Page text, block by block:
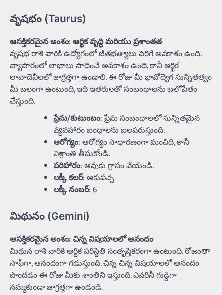
వృషభం (Taurus)
ఆసక్తికరమైన అంశం: ఆర్థిక వృద్ధి మరియు ప్రశాంతత
వృషభ రాశి వారికి ఉద్యోగంలో జీతభత్యాలు పెరిగే అవకాశం ఉంది.
వ్యాపారంలో లాభాలు సాధించే అవకాశం ఉంది, కానీ ఆర్థిక
లావాదేవీలలో జాగ్రత్తగా ఉండాలి. ఈ రోజు మీ భావోద్వేగ సున్నితత్వం
మీ బలంగా ఉంటుంది, ఇది ఇతరులతో సంబంధాలను బలోపేతం
చేస్తుంది.
ప్రేమ/కుటుంబం: ప్రేమ సంబంధాలలో సున్నితమైన
వ్యవహారం బంధాలను బలపరుస్తుంది.
ఆరోగ్యం: ఆరోగ్యం సాధారణంగా మంచిది, కానీ
విశ్రాంతి తీసుకోండి.
పరిహారం: ఆవుకు గ్రాసం వేయండి.
లక్కీ కలర్: ఆకుపచ్చ
లక్కీ నంబర్: 6
మిథునం (Gemini)
ఆసక్తికరమైన అంశం: చిన్న విషయాలలో ఆనందం
మిథున రాశి వారికి ఆర్థిక పరిస్థితి సంతృప్తికరంగా ఉంటుంది. రోజంతా
సాఫీగా, ఆనందంగా గడుస్తుంది. చిన్న చిన్న విషయాలలో ఆనందం
పొందడం ఈ రోజు మీకు శాంతిని ఇస్తుంది. ఎవరినీ గుడ్డిగా
నమ్మకుండా జాగ్రత్తగా ఉండండి.